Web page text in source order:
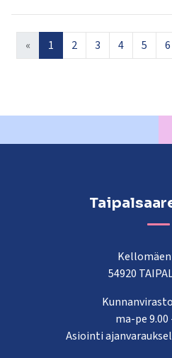
« 1 2 3 4 5 6
54920
ma-pe 9.00
Asiointi